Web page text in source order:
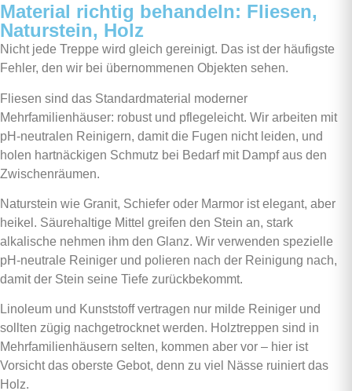
Material richtig behandeln: Fliesen,
Naturstein, Holz
Nicht jede Treppe wird gleich gereinigt. Das ist der häufigste
Fehler, den wir bei übernommenen Objekten sehen.
Fliesen sind das Standardmaterial moderner
Mehrfamilienhäuser: robust und pflegeleicht. Wir arbeiten mit
pH-neutralen Reinigern, damit die Fugen nicht leiden, und
holen hartnäckigen Schmutz bei Bedarf mit Dampf aus den
Zwischenräumen.
Naturstein wie Granit, Schiefer oder Marmor ist elegant, aber
heikel. Säurehaltige Mittel greifen den Stein an, stark
alkalische nehmen ihm den Glanz. Wir verwenden spezielle
pH-neutrale Reiniger und polieren nach der Reinigung nach,
damit der Stein seine Tiefe zurückbekommt.
Linoleum und Kunststoff vertragen nur milde Reiniger und
sollten zügig nachgetrocknet werden. Holztreppen sind in
Mehrfamilienhäusern selten, kommen aber vor – hier ist
Vorsicht das oberste Gebot, denn zu viel Nässe ruiniert das
Holz.